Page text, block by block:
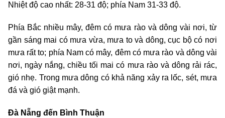
Nhiệt độ cao nhất: 28-31 độ; phía Nam 31-33 độ.
Phía Bắc nhiều mây, đêm có mưa rào và dông vài nơi, từ
gần sáng mai có mưa vừa, mưa to và dông, cục bộ có nơi
mưa rất to; phía Nam có mây, đêm có mưa rào và dông vài
nơi, ngày nắng, chiều tối mai có mưa rào và dông rải rác,
gió nhẹ. Trong mưa dông có khả năng xảy ra lốc, sét, mưa
đá và gió giật mạnh.
Đà Nẵng đến Bình Thuận